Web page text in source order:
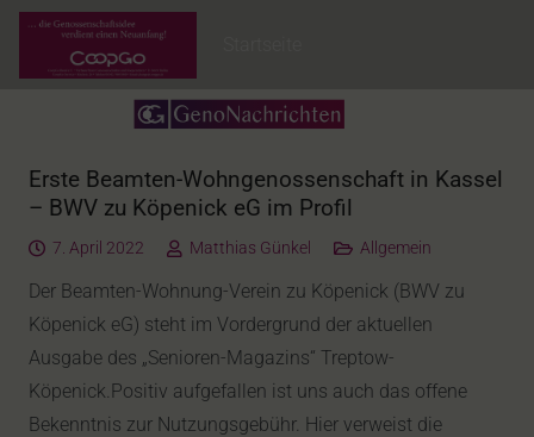
Erste Beamten-Wohngenossenschaft in Kassel
– BWV zu Köpenick eG im Profil
7. April 2022 Matthias Günkel Allgemein
Der Beamten-Wohnung-Verein zu Köpenick (BWV zu
Köpenick eG) steht im Vordergrund der aktuellen
Ausgabe des „Senioren-Magazins“ Treptow-
Köpenick.Positiv aufgefallen ist uns auch das offene
Bekenntnis zur Nutzungsgebühr. Hier verweist die